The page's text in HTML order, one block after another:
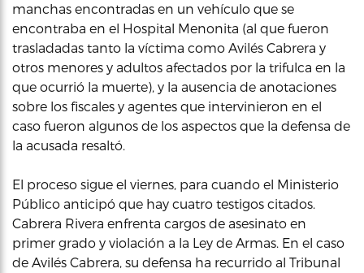
manchas encontradas en un vehículo que se
encontraba en el Hospital Menonita (al que fueron
trasladadas tanto la víctima como Avilés Cabrera y
otros menores y adultos afectados por la trifulca en la
que ocurrió la muerte), y la ausencia de anotaciones
sobre los fiscales y agentes que intervinieron en el
caso fueron algunos de los aspectos que la defensa de
la acusada resaltó.
El proceso sigue el viernes, para cuando el Ministerio
Público anticipó que hay cuatro testigos citados.
Cabrera Rivera enfrenta cargos de asesinato en
primer grado y violación a la Ley de Armas. En el caso
de Avilés Cabrera, su defensa ha recurrido al Tribunal